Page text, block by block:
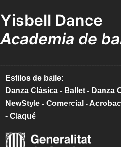
Yisbell Dance
Academia de
Estilos de baile:
Danza Clásica - Ballet - Danza
NewStyle - Comercial -
- Claqué